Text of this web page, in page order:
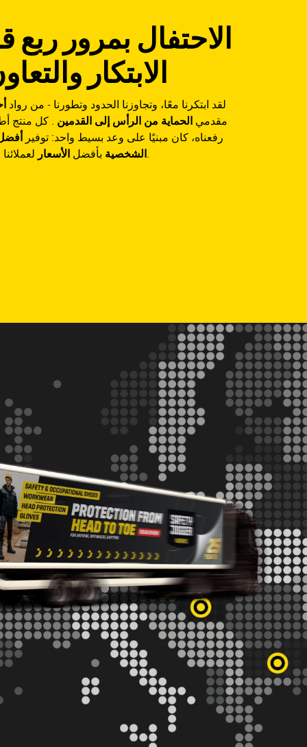
الاحتفال بمرور
الابتكار
لقد ابتكرنا معًا، وتجاوزنا الحدود وتطورنا - من رواد
مقدميالحماية من الرأس إلى القدمين . كل منتج
رفعناه، كان مبنيًا على وعد بسيط واحد: توفير
الشخصية بأفضل الأسعار لعملائنا.